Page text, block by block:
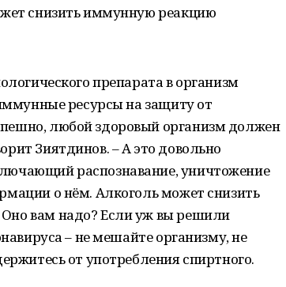
снизить иммунную реакцию
препарата в организм
ресурсы на защиту от
любой здоровый организм должен
Зиятдинов. – А это довольно
распознавание, уничтожение
о нём. Алкоголь может снизить
вам надо? Если уж вы решили
– не мешайте организму, не
от употребления спиртного.